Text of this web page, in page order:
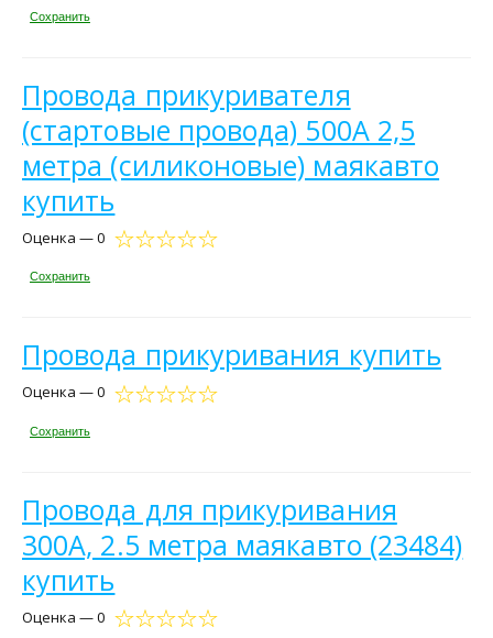
Сохранить
Провода прикуривателя
(стартовые провода) 500А 2,5
метра (силиконовые) маякавто
купить
Оценка — 0
Сохранить
Провода прикуривания купить
Оценка — 0
Сохранить
Провода для прикуривания
300А, 2.5 метра маякавто (23484)
купить
Оценка — 0